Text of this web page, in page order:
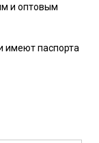
и оптовым
имеют паспорта